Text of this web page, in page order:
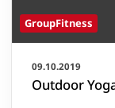
GroupFitness
09.10.2019
Outdoor